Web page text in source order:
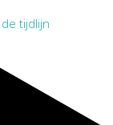
tijdlijn